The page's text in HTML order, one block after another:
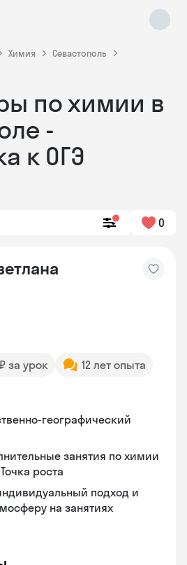
Химия
Севастополь
по химии в
-
к ОГЭ
0
за урок
12 лет опыта
географический
занятия по химии
роста
подход и
на занятиях